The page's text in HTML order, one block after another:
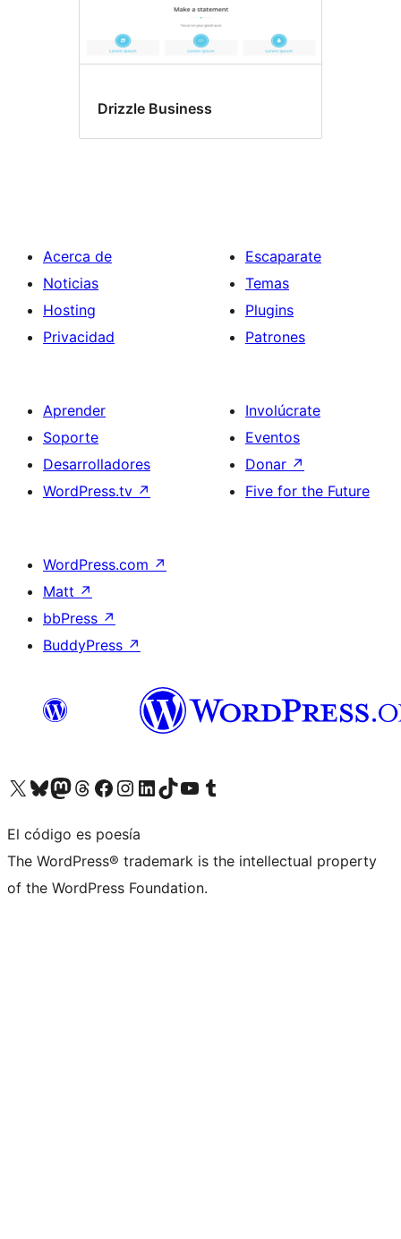
Drizzle Business
Acerca de
Noticias
Hosting
Privacidad
Escaparate
Temas
Plugins
Patrones
Aprender
Soporte
Desarrolladores
WordPress.tv ↗
Involúcrate
Eventos
Donar ↗
Five for the Future
WordPress.com ↗
Matt ↗
bbPress ↗
BuddyPress ↗
Visita nuestra cuenta de X (anteriormente Twitter)
Visita nuestra cuenta de Bluesky
Visita nuestra cuenta de Mastodon
Visita nuestra cuenta de Threads
Visita nuestra página de Facebook
Visita nuestra cuenta de Instagram
Visita nuestra cuenta de LinkedIn
Visita nuestra cuenta de TikTok
Visita nuestro canal de YouTube
Visita nuestra cuenta de Tumblr
El código es poesía
The WordPress® trademark is the intellectual property
of the WordPress Foundation.